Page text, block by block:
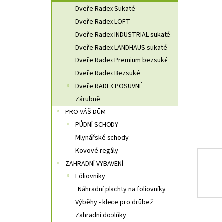
Dveře Radex Sukaté
Dveře Radex LOFT
Dveře Radex INDUSTRIAL sukaté
Dveře Radex LANDHAUS sukaté
Dveře Radex Premium bezsuké
Dveře Radex Bezsuké
Dveře RADEX POSUVNÉ
Zárubně
PRO VÁŠ DŮM
PŮDNÍ SCHODY
Mlynářské schody
Kovové regály
ZAHRADNÍ VYBAVENÍ
Fóliovníky
Náhradní plachty na foliovníky
Výběhy - klece pro drůbež
Zahradní doplňky